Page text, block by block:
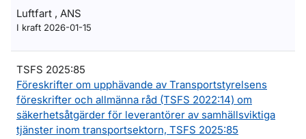
Luftfart , ANS
I kraft 2026-01-15
TSFS 2025:85
Föreskrifter om upphävande av Transportstyrelsens
föreskrifter och allmänna råd (TSFS 2022:14) om
säkerhetsåtgärder för leverantörer av samhällsviktiga
tjänster inom transportsektorn, TSFS 2025:85